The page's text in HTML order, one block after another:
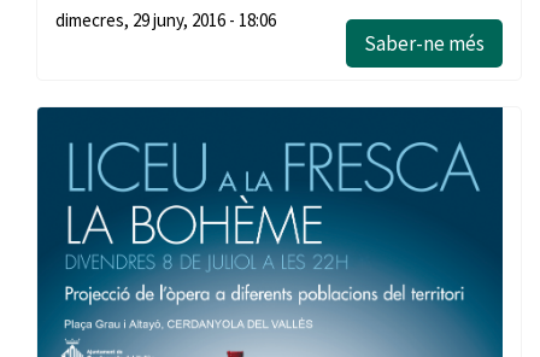
dimecres, 29 juny, 2016 - 18:06
Saber-ne més